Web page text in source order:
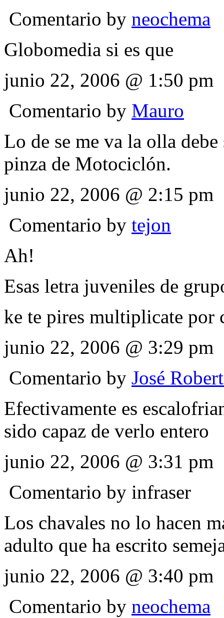
Comentario by neochema
Globomedia si es que
junio 22, 2006 @ 1:50 pm
Comentario by Mauro
Lo de se me va la olla
pinza de Motociclón.
junio 22, 2006 @ 2:15 pm
Comentario by tejon
Ah!
Esas letra juveniles de
ke te pires multiplicate por
junio 22, 2006 @ 3:29 pm
Comentario by José
Efectivamente es
sido capaz de verlo entero
junio 22, 2006 @ 3:31 pm
Comentario by infraser
Los chavales no lo hacen
adulto que ha escrito
junio 22, 2006 @ 3:40 pm
Comentario by neochema